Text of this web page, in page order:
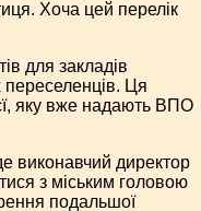
Хоча цей перелік
для закладів
Ця
яку вже надають ВПО
виконавчий директор
з міським головою
подальшої